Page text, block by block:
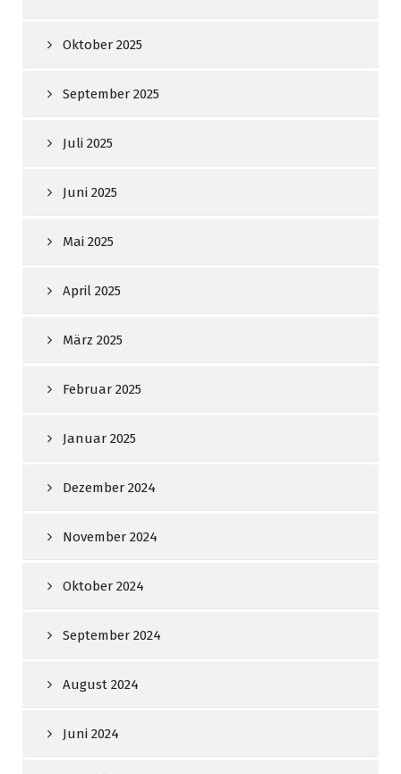
Oktober 2025
September 2025
Juli 2025
Juni 2025
Mai 2025
April 2025
März 2025
Februar 2025
Januar 2025
Dezember 2024
November 2024
Oktober 2024
September 2024
August 2024
Juni 2024